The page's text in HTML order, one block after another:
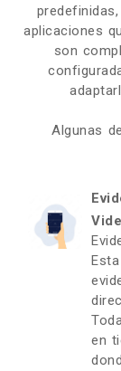
aplicaciones
son
Algunas
en